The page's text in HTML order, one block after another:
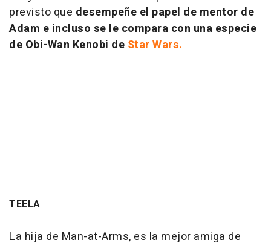
previsto que desempeñe el papel de mentor de
Adam e incluso se le compara con una especie
de Obi-Wan Kenobi de Star Wars.
TEELA
La hija de Man-at-Arms, es la mejor amiga de